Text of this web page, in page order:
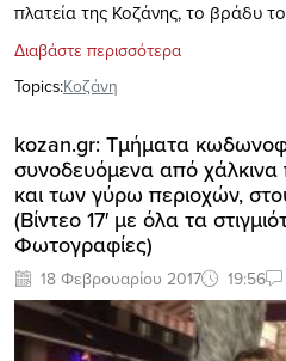
πλατεία της Κοζάνης, το βράδυ
Διαβάστε περισσότερα
Topics:Κοζάνη
kozan.gr: Tμήματα
συνοδευόμενα από
και των γύρω περιοχών,
(Bίντεο 17′ με όλα τα
Φωτογραφίες)
18 Φεβρουαρίου 2017 19:56